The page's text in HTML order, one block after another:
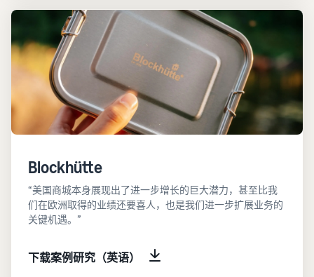
Blockhütte
“美国商城本身展现出了进一步增长的巨大潜力，甚至比我
们在欧洲取得的业绩还要喜人，也是我们进一步扩展业务的
关键机遇。”
下载案例研究（英语）